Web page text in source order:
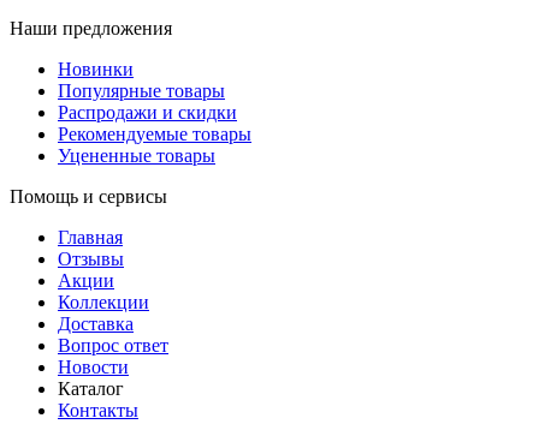
Наши предложения
Новинки
Популярные товары
Распродажи и скидки
Рекомендуемые товары
Уцененные товары
Помощь и сервисы
Главная
Отзывы
Акции
Коллекции
Доставка
Вопрос ответ
Новости
Каталог
Контакты